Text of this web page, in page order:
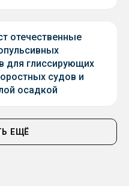
отечественные
для глиссирующих
судов и
осадкой
ЕЩЁ